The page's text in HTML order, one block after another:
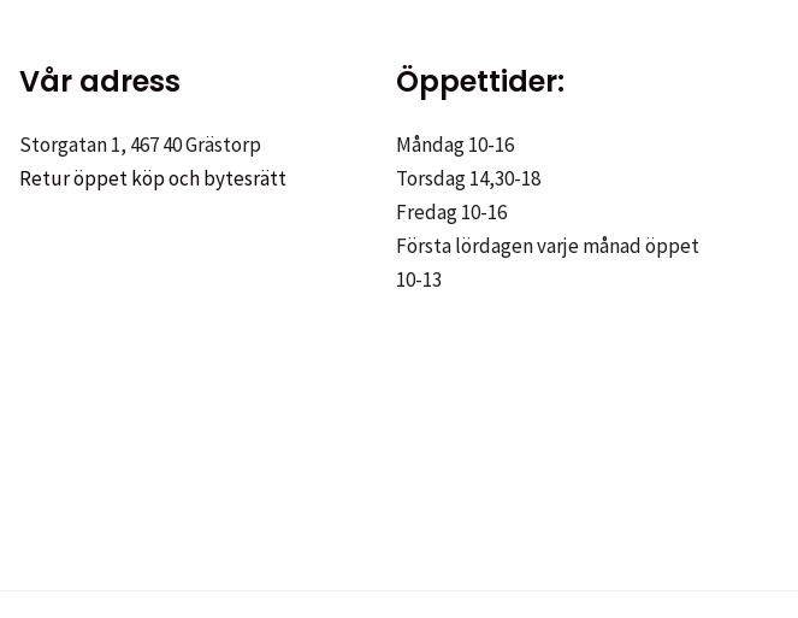
Vår adress
Storgatan 1, 467 40 Grästorp
Retur öppet köp och bytesrätt
Öppettider:
Måndag 10-16
Torsdag 14,30-18
Fredag 10-16
Första lördagen varje månad öppet
10-13